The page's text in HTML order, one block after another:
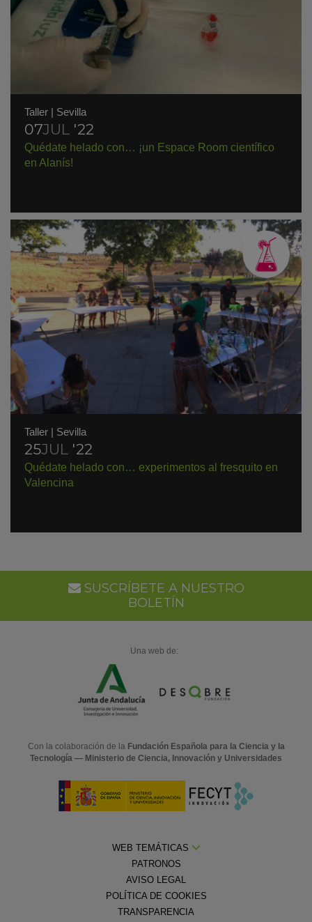
Taller | Sevilla
07JUL '22
Quédate helado con… ¡un Espace Room científico
en Alanís!
Taller | Sevilla
25JUL '22
Quédate helado con… experimentos al fresquito en
Valencina
SUSCRÍBETE A NUESTRO
BOLETÍN
Una web de:
Con la colaboración de la Fundación Española para la Ciencia y la
Tecnología — Ministerio de Ciencia, Innovación y Universidades
WEB TEMÁTICAS
PATRONOS
AVISO LEGAL
POLÍTICA DE COOKIES
TRANSPARENCIA